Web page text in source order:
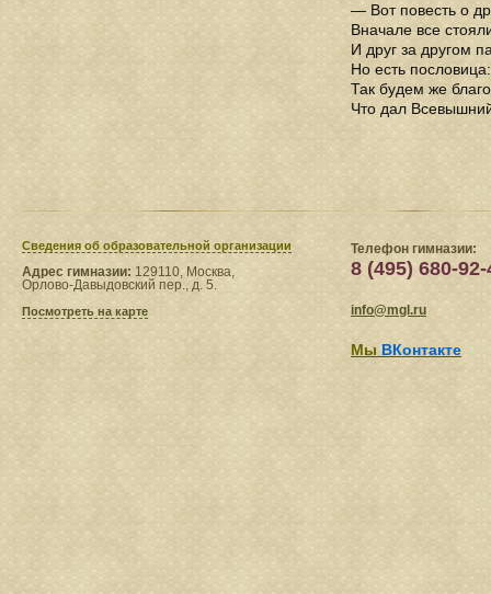
— Вот повесть о
Вначале все
И друг за другом
Но есть
Так будем же
Что дал
Сведения​ об образовательной организации
Адрес гимназии: 129110, Москва,
Орлово-Давыдовский пер., д. 5.
Посмотреть на карте
Телефон гимназии:
8 (495) 680-92-
info@mgl.ru
Мы ВКонтакте